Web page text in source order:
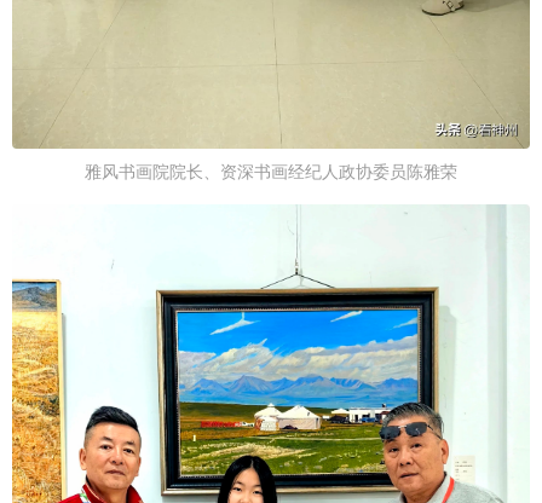
雅风书画院院长、资深书画经纪人政协委员陈雅荣